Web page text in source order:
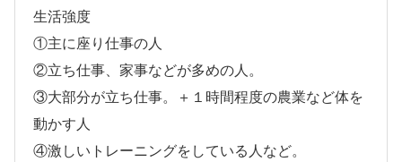
生活強度
①主に座り仕事の人
②立ち仕事、家事などが多めの人。
③大部分が立ち仕事。＋１時間程度の農業など体を
動かす人
④激しいトレーニングをしている人など。